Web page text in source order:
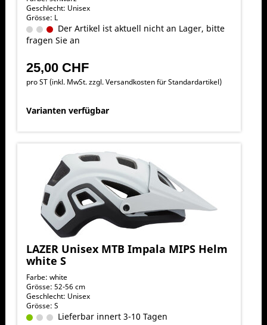
Geschlecht: Unisex
Grösse: L
Der Artikel ist aktuell nicht an Lager, bitte
fragen Sie an
25,00 CHF
pro ST (inkl. MwSt. zzgl.Versandkosten für Standardartikel)
Varianten verfügbar
LAZER Unisex MTB Impala MIPS Helm
white S
Farbe: white
Grösse: 52-56 cm
Geschlecht: Unisex
Grösse: S
Lieferbar innert 3-10 Tagen